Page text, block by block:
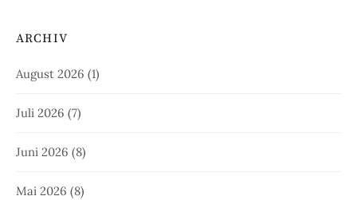
ARCHIV
August 2026 (1)
Juli 2026 (7)
Juni 2026 (8)
Mai 2026 (8)